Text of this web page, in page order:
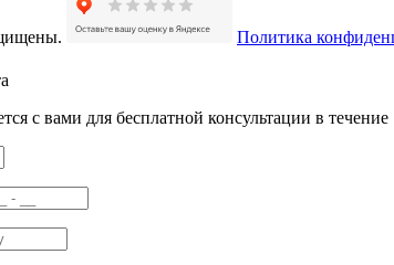
Политика
с вами для бесплатной консультации в